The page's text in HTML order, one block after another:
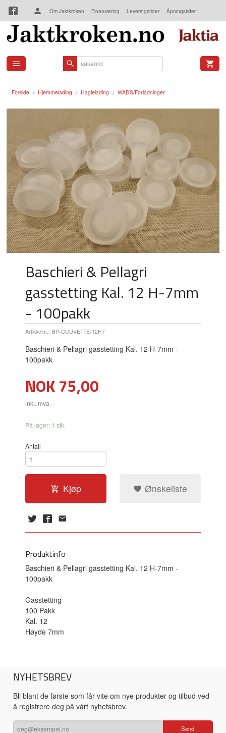
Gå
innholdet
Om Jaktkroken Finansiering Leveringstider Åpningstider
Kjøpsbetingelser Kontakt oss
Forside Hjemmelading Haglelading WADS/Forladninger
Baschieri & Pellagri
gasstetting Kal. 12 H-7mm
- 100pakk
Artikkelnr.: BP-COUVETTE-12H7
Baschieri & Pellagri gasstetting Kal. 12 H-7mm -
100pakk
Pris
NOK75,00
inkl. mva.
På lager: 1 stk.
Antall
Kjøp Ønskeliste
Produktinfo
Baschieri & Pellagri gasstetting Kal. 12 H-7mm -
100pakk
Gasstetting
100 Pakk
Kal. 12
Høyde 7mm
NYHETSBREV
Bli blant de første som får vite om nye produkter og tilbud ved
å registrere deg på vårt nyhetsbrev.